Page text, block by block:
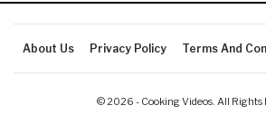
About Us Privacy Policy Terms And
© 2026 - Cooking Videos. All Rights